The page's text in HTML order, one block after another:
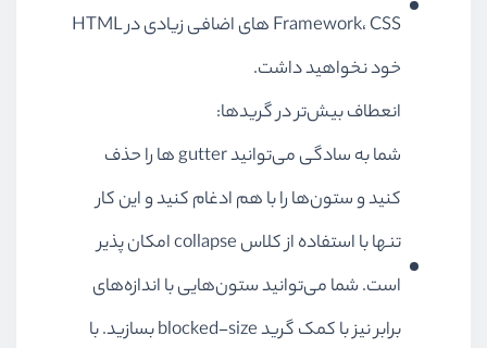
Framework، CSS های اضافی زیادی در HTML
خود نخواهید داشت.
انعطاف بیش‌تر در گریدها:
شما به سادگی می‌توانید gutter‌ ها را حذف
کنید و ستون‌ها را با هم ادغام کنید و این کار
تنها با استفاده از کلاس collapse امکان پذیر
است. شما می‌توانید ستون‌هایی با اندازه‌های
برابر نیز با کمک گرید blocked-size بسازید. با